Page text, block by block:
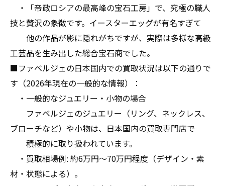
・「帝政ロシアの最高峰の宝石工房」で、究極の職人
技と贅沢の象徴です。イースターエッグが有名すぎて
他の作品が影に隠れがちですが、実際は多様な高級
工芸品を生み出した総合宝石商でした。
■ファベルジェの日本国内での買取状況は以下の通りで
す（2026年現在の一般的な情報）：
・一般的なジュエリー・小物の場合
ファベルジェのジュエリー（リング、ネックレス、
ブローチなど）や小物は、日本国内の買取専門店で
積極的に取り扱われています。
・買取相場例: 約6万円〜70万円程度（デザイン・素
材・状態による）。